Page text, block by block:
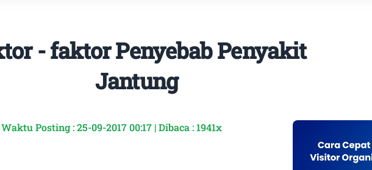
- faktor Penyebab Penyakit
Jantung
Waktu Posting : 25-09-2017 00:17 | Dibaca : 1941x